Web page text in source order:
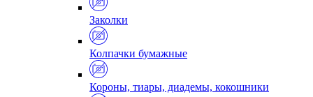
Заколки
Колпачки бумажные
Короны, тиары, диадемы, кокошники